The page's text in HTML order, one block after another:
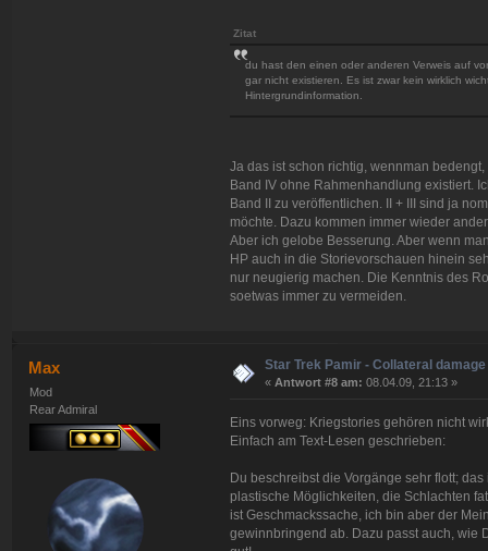
Zitat
du hast den einen oder anderen Verweis auf
gar nicht existieren. Es ist zwar kein wirklich
Hintergrundinformation.
Ja das ist schon richtig, wennman
Band IV ohne Rahmenhandlung existiert.
Band II zu veröffentlichen. II + III sind ja
möchte. Dazu kommen immer wieder
Aber ich gelobe Besserung. Aber wenn
HP auch in die Storievorschauen hinein
nur neugierig machen. Die Kenntnis des
soetwas immer zu vermeiden.
Max
Mod
Rear Admiral
Star Trek Pamir - Collateral damage
« Antwort #8 am: 08.04.09, 21:13 »
Eins vorweg: Kriegstories gehören nicht
Einfach am Text-Lesen geschrieben:
Du beschreibst die Vorgänge sehr flott;
plastische Möglichkeiten, die Schlachten
ist Geschmackssache, ich bin aber der
gewinnbringend ab. Dazu passt auch, wie